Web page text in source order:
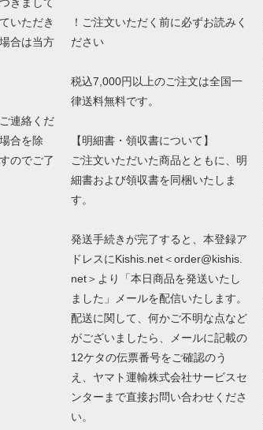
きまして
いただき
合は当方
連絡くだ
合を除
のでご了
！ご注文いただく前に必ずお読みく
ださい
税込7,000円以上のご注文は全国一
律送料無料です。
【明細書・領収書について】
ご注文いただいた商品とともに、明
細書および領収書を同梱いたしま
す。
発送手続きが完了すると、本登録ア
ドレスにKishis.net＜order@kishis.
net＞より「本日商品を発送いたし
ました」メールを配信いたします。
配送に関して、何かご不明な点など
がございましたら、メールに記載の
12ケタの伝票番号をご確認のう
え、ヤマト運輸株式会社サービスセ
ンターまで直接お問い合わせくださ
い。